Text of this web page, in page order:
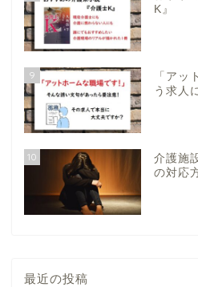
K』
9
「アッ
う求人
10
介護施
の対応
最近の投稿